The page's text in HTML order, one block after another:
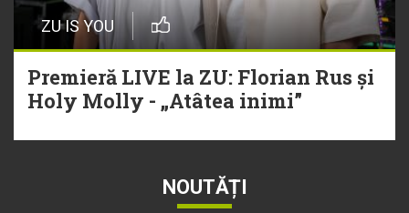
ZU IS YOU
Premieră LIVE la ZU: Florian Rus și
Holy Molly - „Atâtea inimi”
NOUTĂȚI